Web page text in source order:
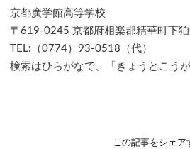
京都廣学館高等学校
〒619-0245 京都府相楽郡精華町下
TEL:（0774）93-0518（代）
検索はひらがなで、「きょうとこう
この記事をシェア